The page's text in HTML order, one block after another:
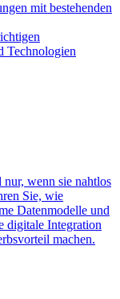
mit bestehenden
Technologien
wenn sie nahtlos
Sie, wie
Datenmodelle und
digitale Integration
machen.